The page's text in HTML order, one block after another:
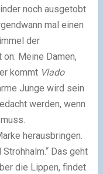
noch ausgetobt
mal einen
der
Meine Damen,
kommt Vlado
Junge wird sein
werden, wenn
herausbringen.
Das geht
die Lippen, findet